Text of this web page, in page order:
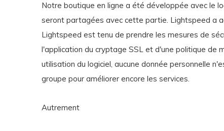
Notre boutique en ligne a été développée avec le
seront partagées avec cette partie. Lightspeed a
Lightspeed est tenu de prendre les mesures de
l'application du cryptage SSL et d'une politique de
utilisation du logiciel, aucune donnée personnelle
groupe pour améliorer encore les services.
Autrement